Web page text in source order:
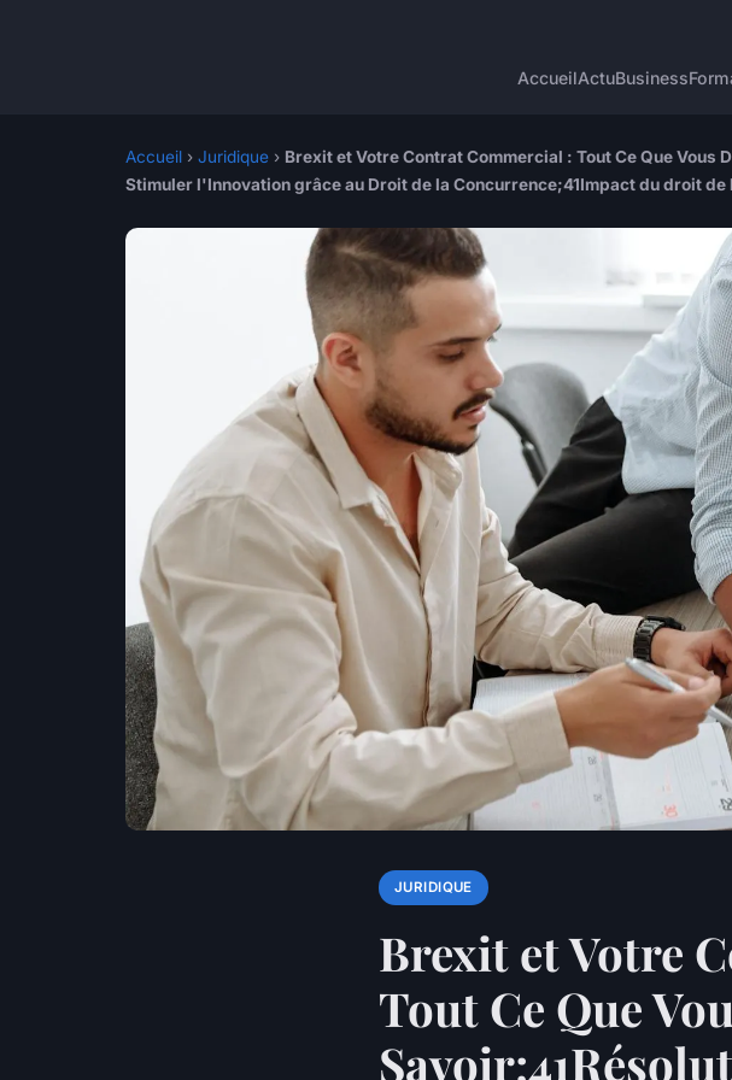
AccueilActuBusiness
Accueil › Juridique › Brexit et Votre Contrat Commercial : Tout Ce Que
Stimuler l'Innovation grâce au Droit de la Concurrence;41Impact du droit de
JURIDIQUE
Brexit et Votre
Tout Ce Que